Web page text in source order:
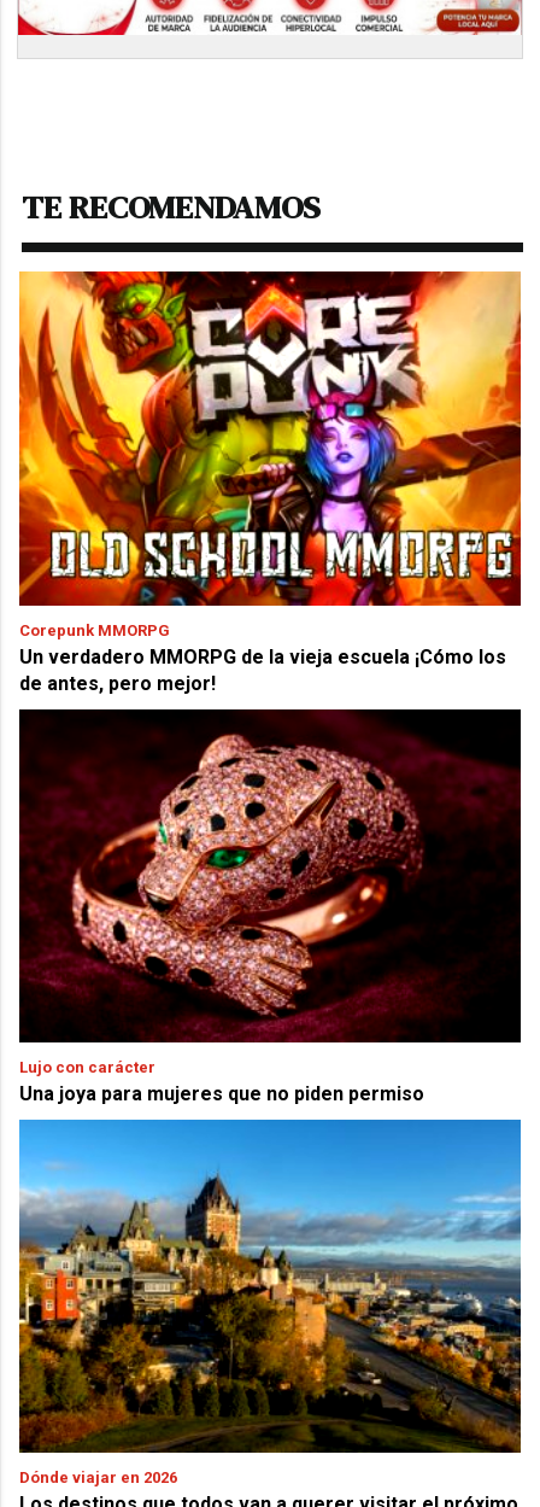
TE RECOMENDAMOS
Corepunk MMORPG
Un verdadero MMORPG de la vieja escuela ¡Cómo los
de antes, pero mejor!
Lujo con carácter
Una joya para mujeres que no piden permiso
Dónde viajar en 2026